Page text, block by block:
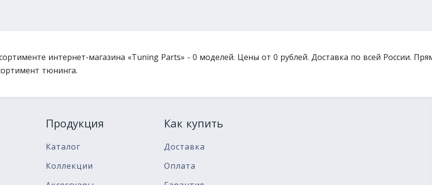
интернет-магазина «Tuning Parts» - 0 моделей. Цены от 0 рублей. Доставка по всей России.
тюнинга.
Продукция
Каталог
Коллекции
Как купить
Доставка
Оплата